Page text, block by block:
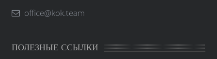
office@kok.team
ПОЛЕЗНЫЕ ССЫЛКИ